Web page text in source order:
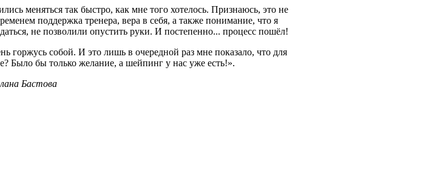
меняться так быстро, как мне того хотелось. Признаюсь, это не
поддержка тренера, вера в себя, а также понимание, что я
не позволили опустить руки. И постепенно... процесс пошёл!
горжусь собой. И это лишь в очередной раз мне показало, что для
Было бы только желание, а шейпинг у нас уже есть!».
Бастова